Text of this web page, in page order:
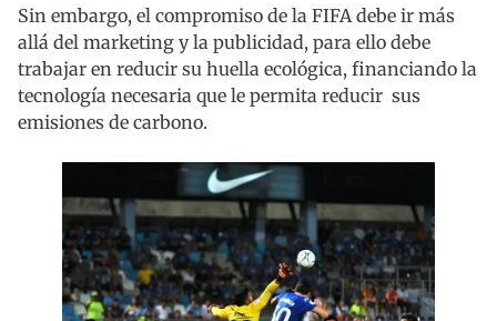
Sin embargo, el compromiso de la FIFA debe ir más
allá del marketing y la publicidad, para ello debe
trabajar en reducir su huella ecológica, financiando la
tecnología necesaria que le permita reducir sus
emisiones de carbono.